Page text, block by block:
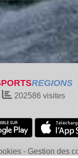
REGIONS
202586 visites
Gestion des